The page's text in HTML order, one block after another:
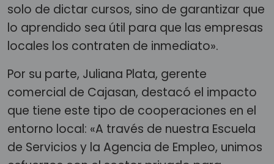
solo de dictar cursos, sino de garantizar que
lo aprendido sea útil para que las empresas
locales los contraten de inmediato».
Por su parte, Juliana Plata, gerente
comercial de Cajasan, destacó el impacto
que tiene este tipo de cooperaciones en el
entorno local: «A través de nuestra Escuela
de Servicios y la Agencia de Empleo, unimos